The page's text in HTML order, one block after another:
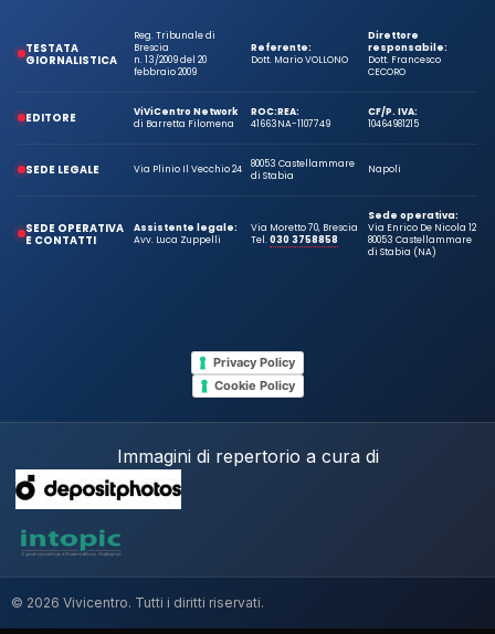
TESTATA
GIORNALISTICA
Reg. Tribunale di
Brescia
n. 13/2009 del 20
febbraio 2009
Referente:
Dott. Mario VOLLONO
Direttore
responsabile:
Dott. Francesco
CECORO
EDITORE
ViViCentro Network
di Barretta Filomena
ROC:
41663
REA:
NA-1107749
CF/P. IVA:
10464981215
SEDE LEGALE Via Plinio Il Vecchio 24
80053 Castellammare
di Stabia
Napoli
SEDE OPERATIVA
E CONTATTI
Assistente legale:
Avv. Luca Zuppelli
Via Moretto 70, Brescia
Tel.030 3758858
Sede operativa:
Via Enrico De Nicola 12
80053 Castellammare
di Stabia (NA)
Privacy Policy
Cookie Policy
Immagini di repertorio a cura di
© 2026 Vivicentro. Tutti i diritti riservati.